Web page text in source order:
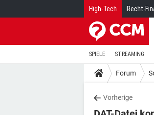
High-Tech Recht-
SPIELE STREAMING
Forum
Vorherige